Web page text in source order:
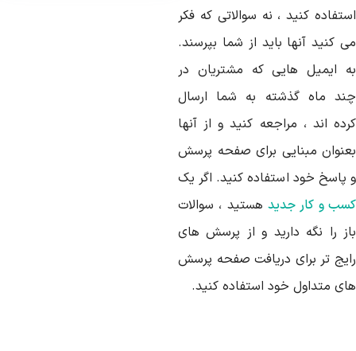
کنید ، نه سوالاتی که فکر
کنید آنها باید از شما بپرسند.
ایمیل هایی که مشتریان در
ماه گذشته به شما ارسال
اند ، مراجعه کنید و از آنها
مبنایی برای صفحه پرسش
پاسخ خود استفاده کنید. اگر یک
و کار جدیدهستید ، سوالات
را نگه دارید و از پرسش های
تر برای دریافت صفحه پرسش
متداول خود استفاده کنید.